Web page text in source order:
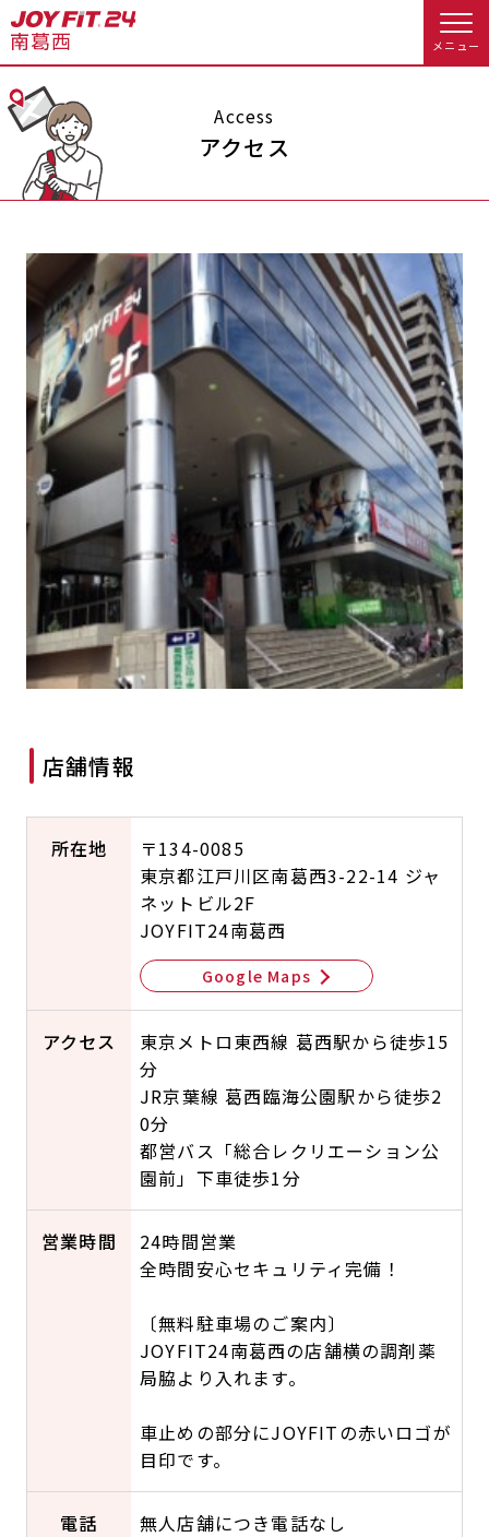
メニュー
店舗トップ
会員様へのお知らせ 予約する
休会お手続き オプション料金
アクセス 店舗情報・サービス
よくあるご質問 店舗へのお問い合わせ
入会のお手続きをする
入会するトップ
Appで入会手続き料金・サービス等詳しく見る
入会を悩まれている方へトップ
キャンペーン 料金のご案内
アクセス 店舗情報・サービス
見学・体験 入会方法
よくあるご質問 店舗へのお問い合わせ
JOYFIT総合トップ JOYFIT
JOYFIT24 JOYFIT YOGA
JOYFIT+ 店舗を探す
Access
アクセス
店舗情報
所在地
〒134-0085
東京都江戸川区南葛西3-22-14 ジャ
ネットビル2F
JOYFIT24南葛西
Google Maps
アクセス
東京メトロ東西線 葛西駅から徒歩15
分
JR京葉線 葛西臨海公園駅から徒歩2
0分
都営バス「総合レクリエーション公
園前」下車徒歩1分
営業時間
24時間営業
全時間安心セキュリティ完備！
〔無料駐車場のご案内〕
JOYFIT24南葛西の店舗横の調剤薬
局脇より入れます。
車止めの部分にJOYFITの赤いロゴが
目印です。
電話 無人店舗につき電話なし